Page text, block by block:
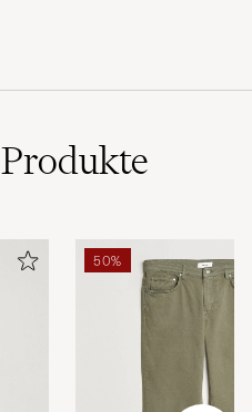
Produkte
50%